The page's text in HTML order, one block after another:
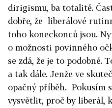
dirigismu, ba totalitě.
dobře, že liberálové
toho koneckonců jsou.
o možnosti povinného
se zdá, že je to podobné.
a tak dále. Jenže ve
opačný příběh. Pokusím
vysvětlit, proč by liberál,